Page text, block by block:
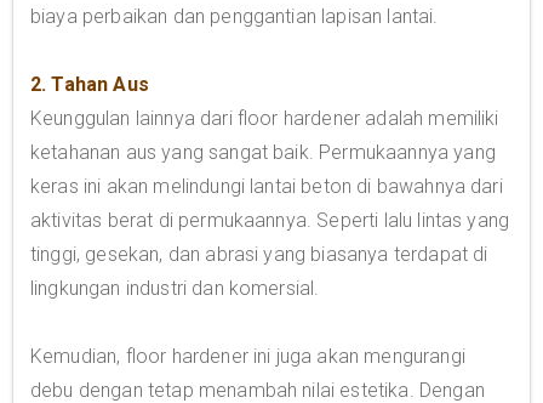
biaya perbaikan dan penggantian lapisan lantai.
2. Tahan Aus
Keunggulan lainnya dari floor hardener adalah memiliki
ketahanan aus yang sangat baik. Permukaannya yang
keras ini akan melindungi lantai beton di bawahnya dari
aktivitas berat di permukaannya. Seperti lalu lintas yang
tinggi, gesekan, dan abrasi yang biasanya terdapat di
lingkungan industri dan komersial.
Kemudian, floor hardener ini juga akan mengurangi
debu dengan tetap menambah nilai estetika. Dengan